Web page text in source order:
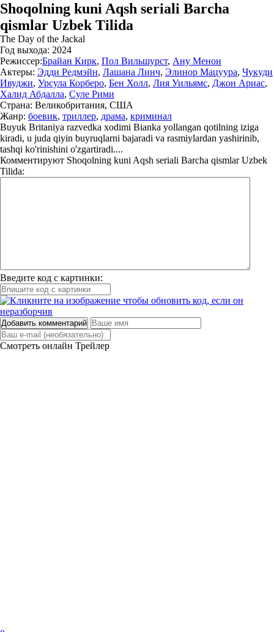
Shoqolning kuni Aqsh seriali Barcha
qismlar Uzbek Tilida
The Day of the Jackal
Год выхода: 2024
Режиссер:Брайан Кирк, Пол Вильшурст, Ану Менон
Актеры: Эдди Редмэйн, Лашана Линч, Элинор Мацуура, Чукуди
Ивуджи, Урсула Корберо, Бен Холл, Лия Уильямс, Джон Ариас,
Халид Абдалла, Суле Рими
Страна: Великобритания, США
Жанр: боевик, триллер, драма, криминал
Buyuk Britaniya razvedka xodimi Bianka yollangan qotilning iziga
kiradi, u juda qiyin buyruqlarni bajaradi va rasmiylardan yashirinib,
tashqi ko'rinishini o'zgartiradi....
Комментируют Shoqolning kuni Aqsh seriali Barcha qismlar Uzbek
Tilida:
Введите код с картинки:
Добавить комментарий
Смотреть онлайн Трейлер